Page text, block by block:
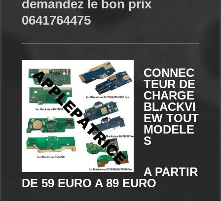
demandez le bon prix
0641764475
CONNEC
TEUR DE
CHARGE
BLACKVI
EW TOUT
MODELE
S
A PARTIR
DE 59 EURO A 89 EURO